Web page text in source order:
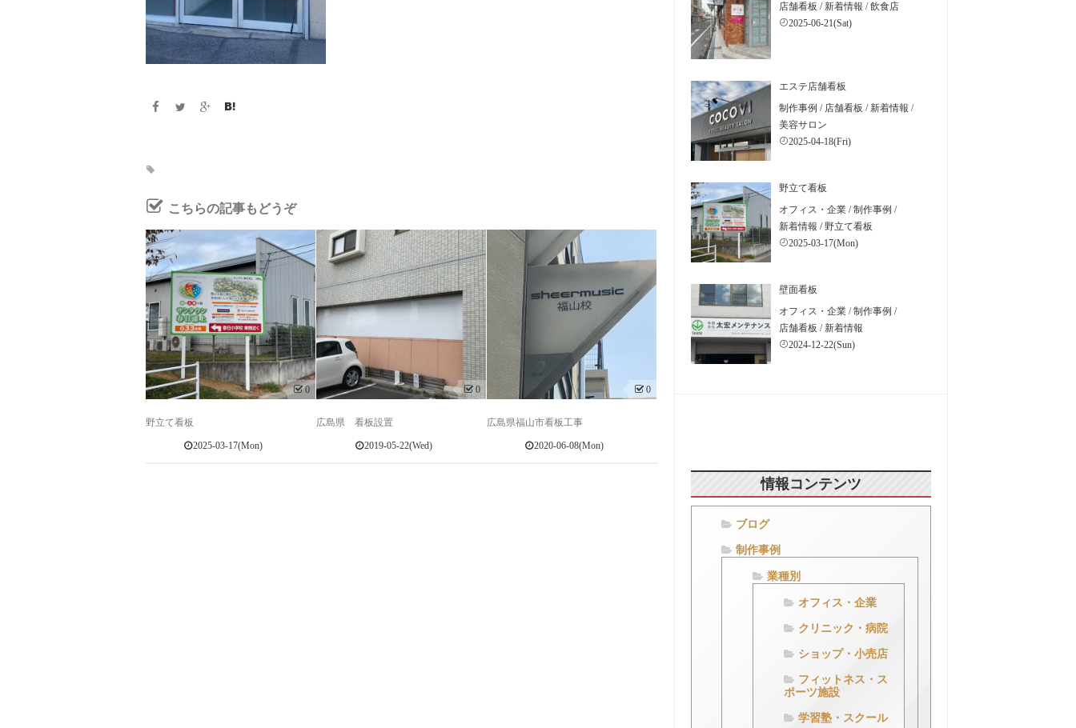
こちらの記事もどうぞ
0
野立て看板
2025-03-17(Mon)
0
広島県 看板設置
2019-05-22(Wed)
0
広島県福山市看板工事
2020-06-08(Mon)
店舗看板 /新着情報 /飲食店
2025-06-21(Sat)
エステ店舗看板
制作事例 / 店舗看板 /新着情報 /
美容サロン
2025-04-18(Fri)
野立て看板
オフィス・企業 /制作事例 /
新着情報 /野立て看板
2025-03-17(Mon)
壁面看板
オフィス・企業 /制作事例 /
店舗看板 /新着情報
2024-12-22(Sun)
情報コンテンツ
ブログ
制作事例
業種別
オフィス・企業
クリニック・病院
ショップ・小売店
フィットネス・ス
ポーツ施設
学習塾・スクール